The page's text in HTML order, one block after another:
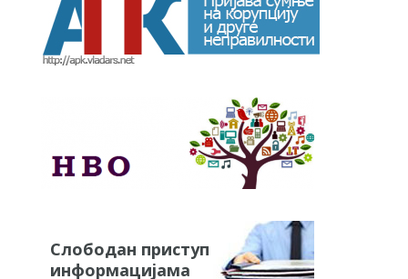
Слободан приступ
информацијама